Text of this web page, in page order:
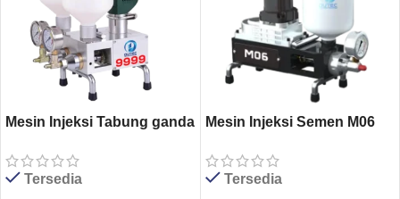
Mesin Injeksi Tabung ganda
Tersedia
Mesin Injeksi Semen M06
Tersedia